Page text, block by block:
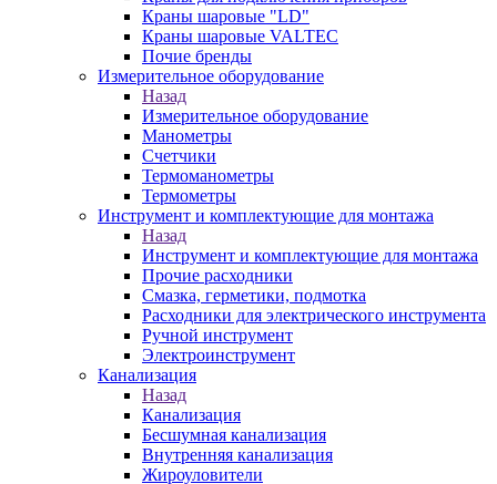
Краны шаровые "LD"
Краны шаровые VALTEC
Почие бренды
Измерительное оборудование
Назад
Измерительное оборудование
Манометры
Счетчики
Термоманометры
Термометры
Инструмент и комплектующие для монтажа
Назад
Инструмент и комплектующие для монтажа
Прочие расходники
Смазка, герметики, подмотка
Расходники для электрического инструмента
Ручной инструмент
Электроинструмент
Канализация
Назад
Канализация
Бесшумная канализация
Внутренняя канализация
Жироуловители